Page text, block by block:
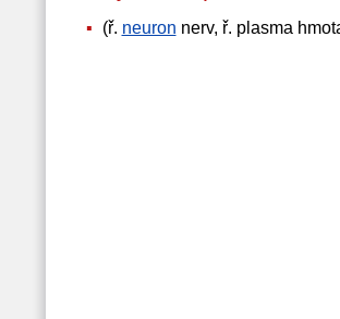
(ř. neuron nerv, ř. plasma